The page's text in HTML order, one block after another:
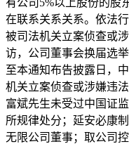
有公司5%以上股份的股
在联系关系关系。依法
被司法机关立案侦查或
访，公司董事会换届选
至本通知布告披露日，
机关立案侦查或涉嫌违
富斌先生未受过中国证
所规律处分；延安必康
无限公司董事；取公司